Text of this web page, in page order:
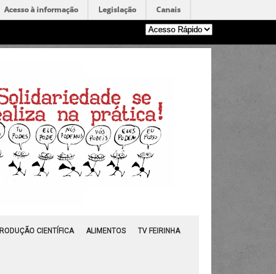
Acesso à informação Legislação Canais
CIENTÍFICA ALIMENTOS TV FEIRINHA